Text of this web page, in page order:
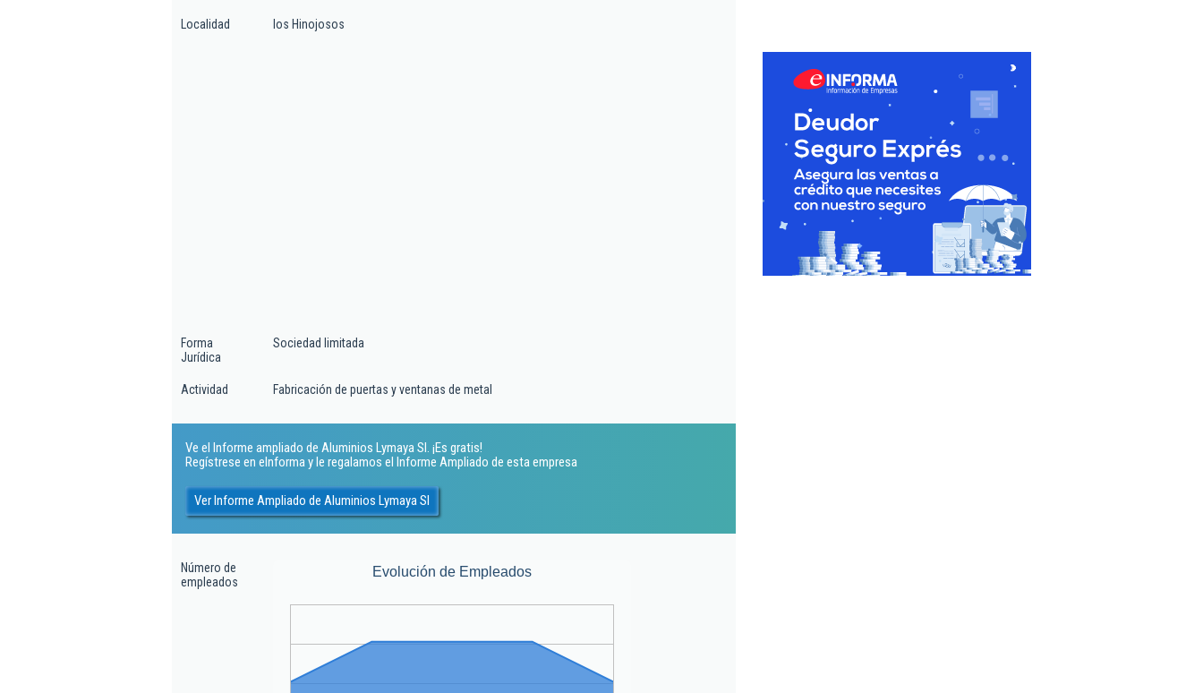
Localidad los Hinojosos
Forma
Jurídica
Sociedad limitada
Actividad Fabricación de puertas y ventanas de metal
Ve el Informe ampliado de Aluminios Lymaya Sl. ¡Es gratis!
Regístrese en eInforma y le regalamos el Informe Ampliado de esta empresa
Ver Informe Ampliado de Aluminios Lymaya Sl
Número de
empleados
Evolución de Empleados